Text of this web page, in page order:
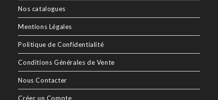
Nos catalogues
Mentions Légales
Politique de Confidentialité
Conditions Générales de Vente
Nous Contacter
Créer un Compte